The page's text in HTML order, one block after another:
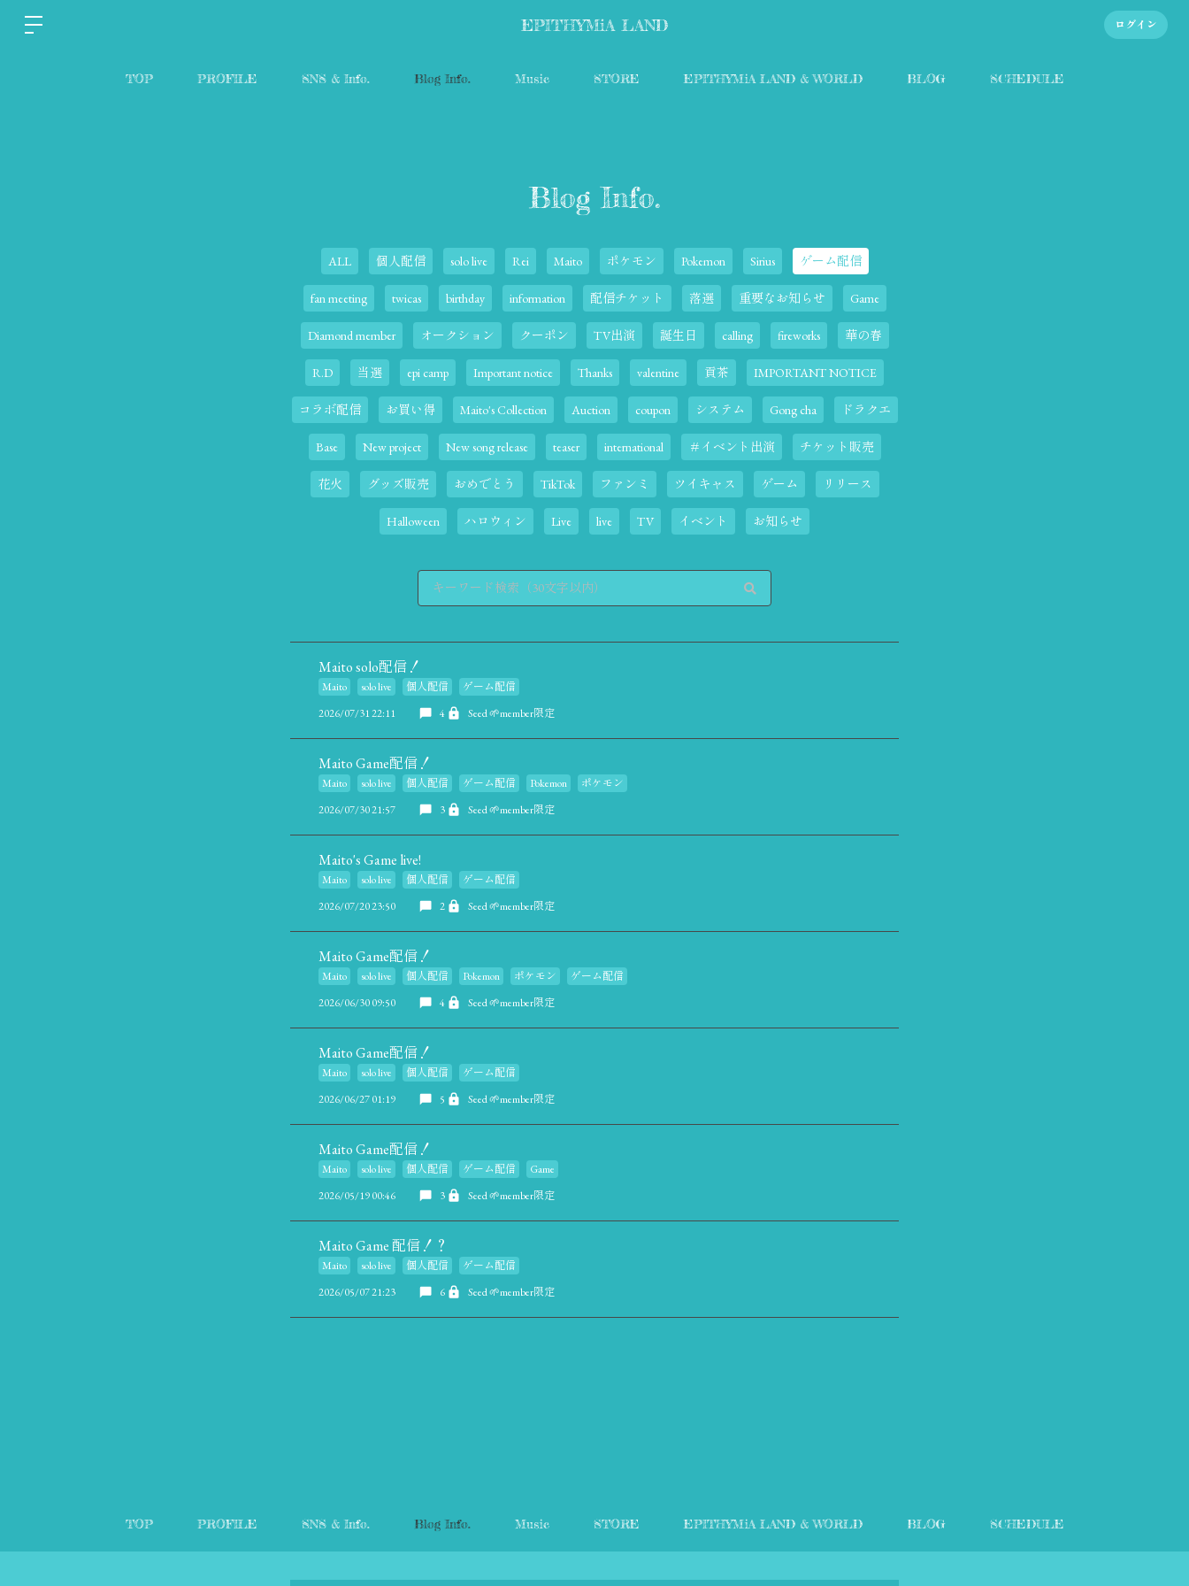
EPITHYMiA LAND ログイン
TOP PROFILE SNS & Info. Blog Info. Music STORE EPITHYMiA LAND & WORLD BLOG SCHEDULE
Blog Info.
ALL 個人配信 solo live Rei Maito ポケモン Pokemon Sirius ゲーム配信
fan meeting twicas birthday information 配信チケット 落選 重要なお知らせ Game
Diamond member オークション クーポン TV出演 誕生日 calling fireworks 華の春
R.D 当選 epi camp Important notice Thanks valentine 貢茶 IMPORTANT NOTICE
コラボ配信 お買い得 Maito's Collection Auction coupon システム Gong cha ドラクエ
Base New project New song release teaser international ＃イベント出演 チケット販売
花火 グッズ販売 おめでとう TikTok ファンミ ツイキャス ゲーム リリース
Halloween ハロウィン Live live TV イベント お知らせ
Maito solo配信！
Maito solo live 個人配信
ゲーム配信
2026/07/31 22:11
4 Seed 🌱member限定
Maito Game配信！
Maito solo live 個人配信 ゲーム配信 Pokemon
ポケモン
2026/07/30 21:57
3 Seed 🌱member限定
Maito's Game live!
Maito solo live 個人配信
ゲーム配信
2026/07/20 23:50
2 Seed 🌱member限定
Maito Game配信！
Maito solo live 個人配信 Pokemon ポケモン
ゲーム配信
2026/06/30 09:50
4 Seed 🌱member限定
Maito Game配信！
Maito solo live 個人配信
ゲーム配信
2026/06/27 01:19
5 Seed 🌱member限定
Maito Game配信！
Maito solo live 個人配信 ゲーム配信
Game
2026/05/19 00:46
3 Seed 🌱member限定
Maito Game 配信！？
Maito solo live 個人配信
ゲーム配信
2026/05/07 21:23
6 Seed 🌱member限定
TOP PROFILE SNS & Info. Blog Info. Music STORE EPITHYMiA LAND & WORLD BLOG SCHEDULE